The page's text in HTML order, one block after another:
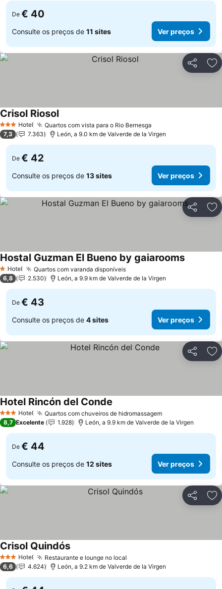
De € 40
Consulte os preços de 11 sites Ver preços
Partilhar
3 EstrelasHotel Quartos com vista para o Rio Bernesga
Crisol Riosol
7,3 7.363 León, a 9.0 km de Valverde de la Virgen
De € 42
Consulte os preços de 13 sites Ver preços
Partilhar
1 Estrelas
Hotel Quartos com varanda disponíveis
Hostal Guzman El Bueno by gaiarooms
6,8 2.530 León, a 9.9 km de Valverde de la Virgen
De € 43
Consulte os preços de 4 sites Ver preços
Partilhar
3 EstrelasHotel Quartos com chuveiros de hidromassagem
Hotel Rincón del Conde
8,7 Excelente 1.928 León, a 9.9 km de Valverde de la Virgen
De € 44
Consulte os preços de 12 sites Ver preços
Partilhar
3 EstrelasHotel Restaurante e lounge no local
Crisol Quindós
6,6 4.624 León, a 9.2 km de Valverde de la Virgen